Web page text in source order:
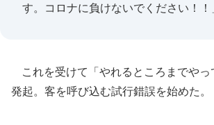
す。コロナに負けないでください！！
これを受けて「やれるところまでやっ
発起。客を呼び込む試行錯誤を始めた。